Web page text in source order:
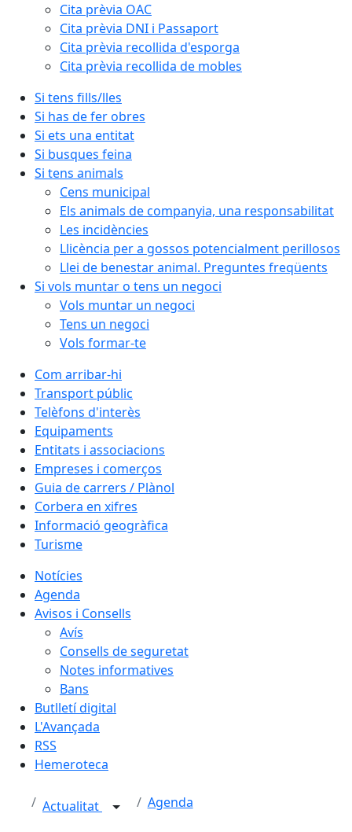
Cita prèvia OAC
Cita prèvia DNI i Passaport
Cita prèvia recollida d'esporga
Cita prèvia recollida de mobles
Si tens fills/lles
Si has de fer obres
Si ets una entitat
Si busques feina
Si tens animals
Cens municipal
Els animals de companyia, una responsabilitat
Les incidències
Llicència per a gossos potencialment perillosos
Llei de benestar animal. Preguntes freqüents
Si vols muntar o tens un negoci
Vols muntar un negoci
Tens un negoci
Vols formar-te
Com arribar-hi
Transport públic
Telèfons d'interès
Equipaments
Entitats i associacions
Empreses i comerços
Guia de carrers / Plànol
Corbera en xifres
Informació geogràfica
Turisme
Notícies
Agenda
Avisos i Consells
Avís
Consells de seguretat
Notes informatives
Bans
Butlletí digital
L'Avançada
RSS
Hemeroteca
Actualitat Agenda